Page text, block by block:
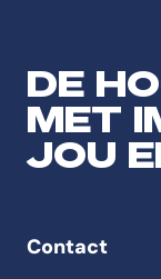
DE
MET
JOU
Contact